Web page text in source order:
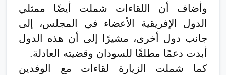
وأضاف أن اللقاءات شملت أيضًا ممثلي
الدول الإفريقية الأعضاء في المجلس، إلى
جانب دول أخرى، مشيرًا إلى أن هذه الدول
أبدت دعمًا مطلقًا للسودان وقضيته العادلة.
كما شملت الزيارة لقاءات مع الوفدين